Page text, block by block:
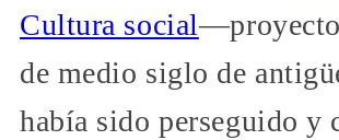
Cultura social—proyecto
de medio siglo de
había sido perseguido y